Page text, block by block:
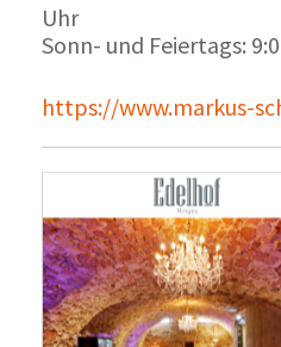
Uhr
Sonn- und Feiertags:
https://www.markus-